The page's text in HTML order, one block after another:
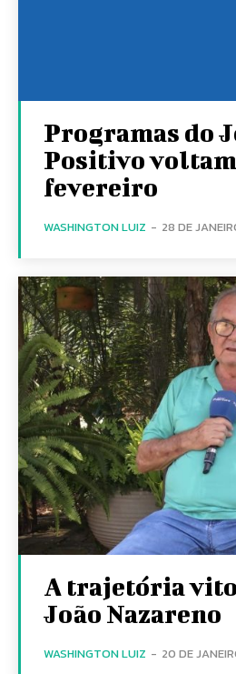
Programas do
Positivo
fevereiro
WASHINGTON LUIZ - 28 DE
A trajetória
João Nazareno
WASHINGTON LUIZ - 20 DE